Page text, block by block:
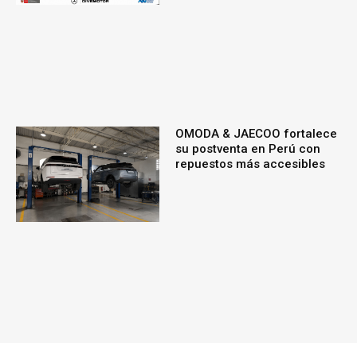
OMODA & JAECOO fortalece
su postventa en Perú con
repuestos más accesibles